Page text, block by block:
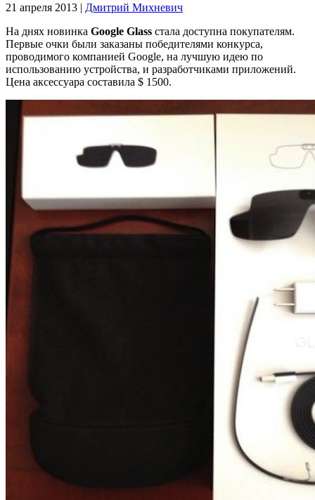
21 апреля 2013 | Дмитрий Михневич
На днях новинка Google Glass стала доступна покупателям.
Первые очки были заказаны победителями конкурса,
проводимого компанией Google, на лучшую идею по
использованию устройства, и разработчиками приложений.
Цена аксессуара составила $ 1500.